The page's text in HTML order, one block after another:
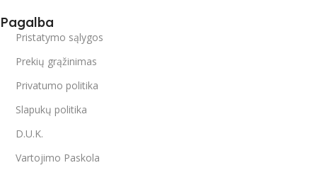
Pagalba
Pristatymo sąlygos
Prekių grąžinimas
Privatumo politika
Slapukų politika
D.U.K.
Vartojimo Paskola